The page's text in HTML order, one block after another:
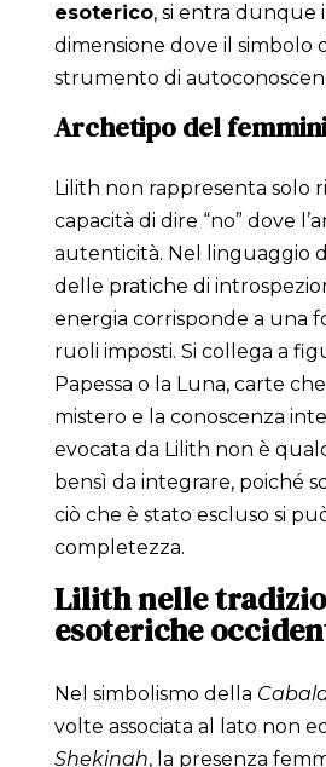
esoterico, si entra dunque
dimensione dove il simbolo
strumento di
Archetipo del
Lilith non rappresenta solo
capacità di dire “no” dove
autenticità. Nel linguaggio
delle pratiche di
energia corrisponde a una
ruoli imposti. Si collega a
Papessa o la Luna, carte
mistero e la conoscenza
evocata da Lilith non è
bensì da integrare, poiché
ciò che è stato escluso si
completezza.
Lilith nelle
esoteriche
Nel simbolismo della
volte associata al lato non
Shekinah, la presenza